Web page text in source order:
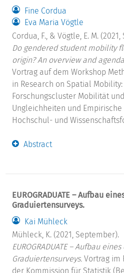
Fine Cordua
Eva Maria Vögtle
Cordua, F., & Vögtle, E. M.
Do gendered student mobility
origin? An overview and
Vortrag auf dem Workshop
in Research on Spatial
Forschungscluster Mobilität
Ungleichheiten und
Hochschul- und
Abstract
EUROGRADUATE – Aufbau
Graduiertensurveys.
Kai Mühleck
Mühleck, K. (2021, September).
EUROGRADUATE – Aufbau
Graduiertensurveys. Vortrag im
der Kommission für Statistik